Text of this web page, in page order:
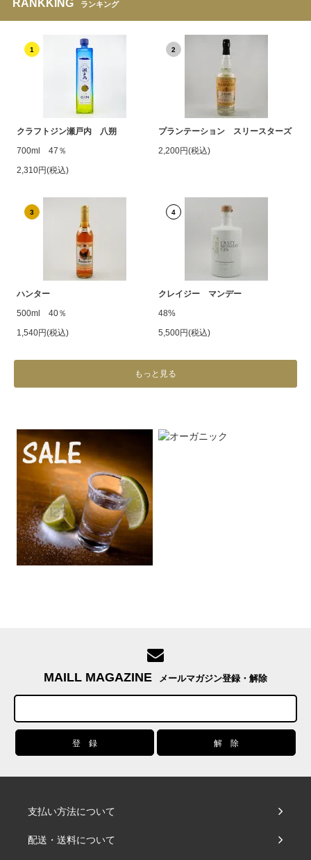
RANKKING ランキング
1
クラフトジン瀬戸内 八朔
700ml 47％
2,310円(税込)
2
プランテーション スリースターズ
2,200円(税込)
3
ハンター
500ml 40％
1,540円(税込)
4
クレイジー マンデー
48%
5,500円(税込)
もっと見る
MAILL MAGAZINE メールマガジン登録・解除
支払い方法について
配送・送料について